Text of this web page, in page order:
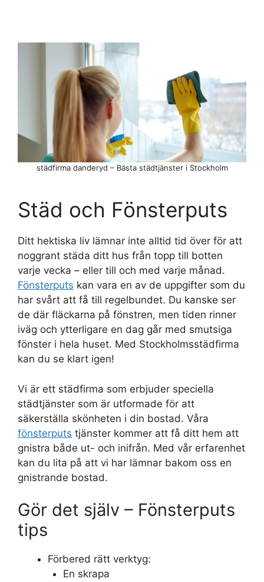
städfirma danderyd – Bästa städtjänster i Stockholm
Städ och Fönsterputs
Ditt hektiska liv lämnar inte alltid tid över för att
noggrant städa ditt hus från topp till botten
varje vecka – eller till och med varje månad.
Fönsterputs kan vara en av de uppgifter som du
har svårt att få till regelbundet. Du kanske ser
de där fläckarna på fönstren, men tiden rinner
iväg och ytterligare en dag går med smutsiga
fönster i hela huset. Med Stockholmsstädfirma
kan du se klart igen!
Vi är ett städfirma som erbjuder speciella
städtjänster som är utformade för att
säkerställa skönheten i din bostad. Våra
fönsterputs tjänster kommer att få ditt hem att
gnistra både ut- och inifrån. Med vår erfarenhet
kan du lita på att vi har lämnar bakom oss en
gnistrande bostad.
Gör det själv – Fönsterputs
tips
Förbered rätt verktyg:
En skrapa